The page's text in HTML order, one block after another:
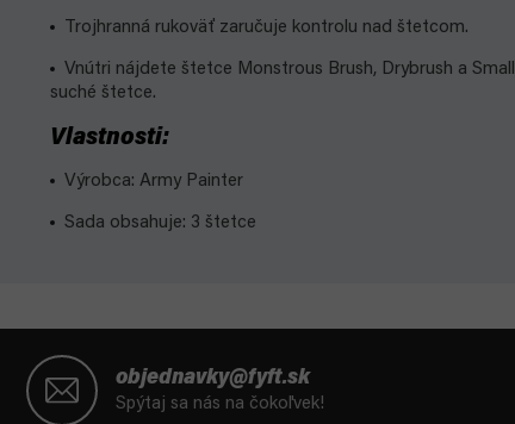
Trojhranná rukoväť zaručuje kontrolu nad štetcom.
Vnútri nájdete štetce Monstrous Brush, Drybrush a
suché štetce.
Vlastnosti:
Výrobca: Army Painter
Sada obsahuje: 3 štetce
objednavky@fyft.sk
Spýtaj sa nás na čokoľvek!